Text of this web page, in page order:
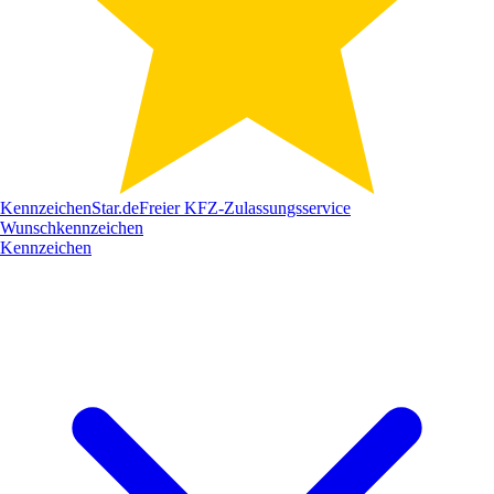
KennzeichenStar.deFreier KFZ-Zulassungsservice
Wunschkennzeichen
Kennzeichen